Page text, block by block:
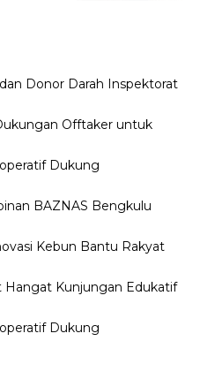
Donor Darah Inspektorat
Offtaker untuk
Dukung
BAZNAS Bengkulu
Kebun Bantu Rakyat
Kunjungan Edukatif
Dukung